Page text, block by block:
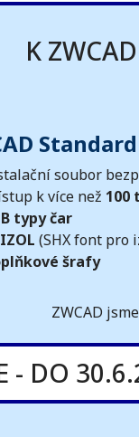
K
Standard
soubor
k více než 100
typy čar
(SHX font pro
šrafy
ZWCAD
- DO